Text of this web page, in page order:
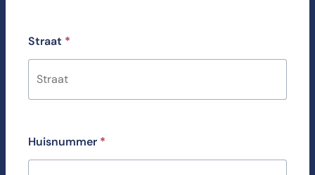
Straat *
Huisnummer *